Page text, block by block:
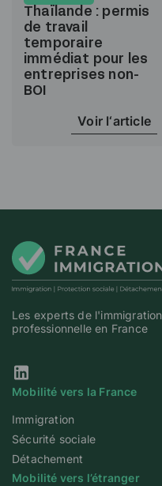
Thaïlande : permis
de travail
temporaire
immédiat pour les
entreprises non-
BOI
Voir l‘article
Les experts de l'immigration
professionnelle en France
Notre page Linkedin
Mobilité vers la France
Immigration
Sécurité sociale
Détachement
Mobilité vers l’étranger